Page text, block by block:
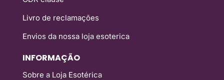
Livro de reclamações
Envios da nossa loja esoterica
INFORMAÇÃO
Sobre a Loja Esotérica